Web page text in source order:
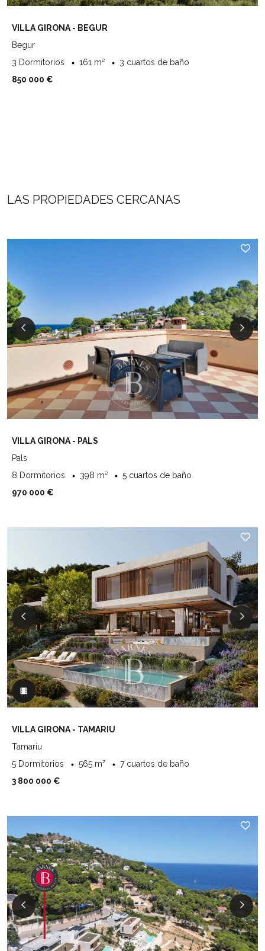
VILLA GIRONA - BEGUR
Begur
3 Dormitorios
161 m²
3 cuartos de baño
850 000 €
LAS PROPIEDADES CERCANAS
VILLA GIRONA - PALS
Pals
8 Dormitorios
398 m²
5 cuartos de baño
970 000 €
VILLA GIRONA - TAMARIU
Tamariu
5 Dormitorios
565 m²
7 cuartos de baño
3 800 000 €